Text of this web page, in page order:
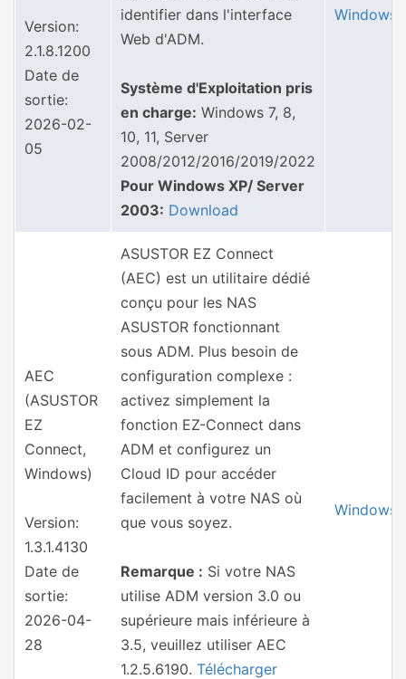
Version:
2.1.8.1200
Date de
sortie:
2026-02-
05
identifier dans l'interface
Web d'ADM.
Système d'Exploitation pris
en charge: Windows 7, 8,
10, 11, Server
2008/2012/2016/2019/2022
Pour Windows XP/ Server
2003: Download
Windows
AEC
(ASUSTOR
EZ
Connect,
Windows)
Version:
1.3.1.4130
Date de
sortie:
2026-04-
28
ASUSTOR EZ Connect
(AEC) est un utilitaire dédié
conçu pour les NAS
ASUSTOR fonctionnant
sous ADM. Plus besoin de
configuration complexe :
activez simplement la
fonction EZ-Connect dans
ADM et configurez un
Cloud ID pour accéder
facilement à votre NAS où
que vous soyez.
Remarque : Si votre NAS
utilise ADM version 3.0 ou
supérieure mais inférieure à
3.5, veuillez utiliser AEC
1.2.5.6190. Télécharger
Windows